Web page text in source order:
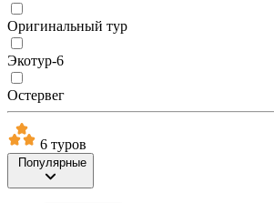
Оригинальный тур
Экотур-6
Остервег
6 туров
Популярные